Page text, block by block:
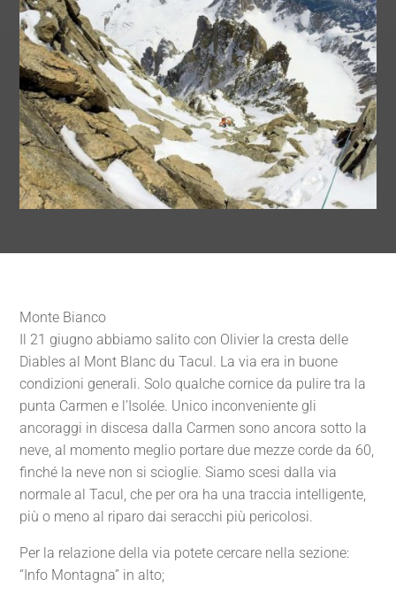
Monte Bianco
Il 21 giugno abbiamo salito con Olivier la cresta delle
Diables al Mont Blanc du Tacul. La via era in buone
condizioni generali. Solo qualche cornice da pulire tra la
punta Carmen e l’Isolée. Unico inconveniente gli
ancoraggi in discesa dalla Carmen sono ancora sotto la
neve, al momento meglio portare due mezze corde da 60,
finché la neve non si scioglie. Siamo scesi dalla via
normale al Tacul, che per ora ha una traccia intelligente,
più o meno al riparo dai seracchi più pericolosi.
Per la relazione della via potete cercare nella sezione:
“Info Montagna” in alto;